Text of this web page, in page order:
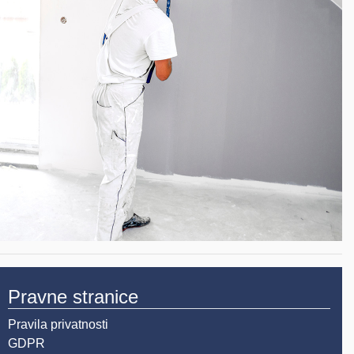
Pravne stranice
Pravila privatnosti
GDPR